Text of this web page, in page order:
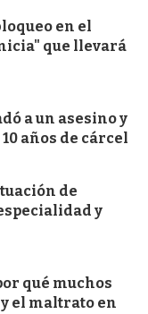
en el
que llevará
a un asesino y
años de cárcel
de
y
qué muchos
el maltrato en